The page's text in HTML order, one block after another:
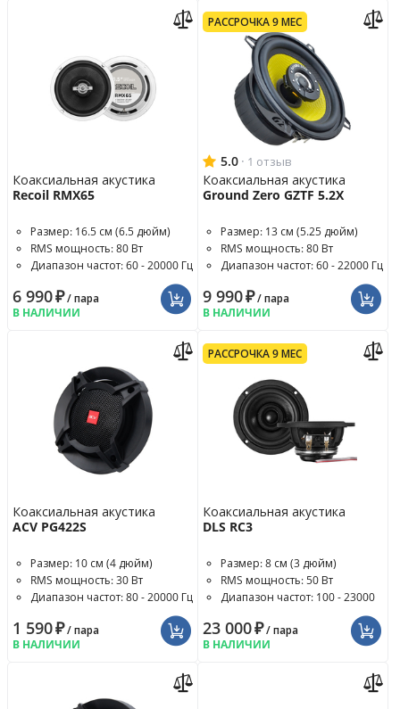
Коаксиальная акустика
Recoil RMX65
Размер: 16.5 см (6.5 дюйм)
RMS мощность: 80 Вт
Диапазон частот: 60 - 20000 Гц
6 990₽/ пара
В НАЛИЧИИ
РАССРОЧКА 9 МЕС
5.0 · 1 отзыв
Коаксиальная акустика
Ground Zero GZTF 5.2X
Размер: 13 см (5.25 дюйм)
RMS мощность: 80 Вт
Диапазон частот: 60 - 22000 Гц
9 990₽/ пара
В НАЛИЧИИ
Коаксиальная акустика
ACV PG422S
Размер: 10 см (4 дюйм)
RMS мощность: 30 Вт
Диапазон частот: 80 - 20000 Гц
1 590₽/ пара
В НАЛИЧИИ
РАССРОЧКА 9 МЕС
Коаксиальная акустика
DLS RC3
Размер: 8 см (3 дюйм)
RMS мощность: 50 Вт
Диапазон частот: 100 - 23000
23 000₽/ пара
В НАЛИЧИИ